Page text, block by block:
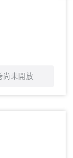
尚未開放